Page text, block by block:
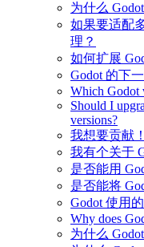
为什么
如果要适配
理？
如何扩展
Godot 的下
Which Godot
Should I
versions?
我想要贡献
我有个关于
是否能用
是否能将
Godot 使用
Why does
为什么